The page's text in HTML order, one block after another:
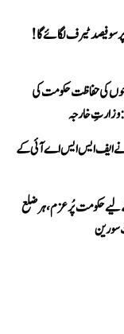
سو فیصد ٹیرف لگائے گا!
کی حفاظت حکومت کی
نے ایف ایس ایس اے آئی کے
حکومت پُرعزم، ہر ضلع